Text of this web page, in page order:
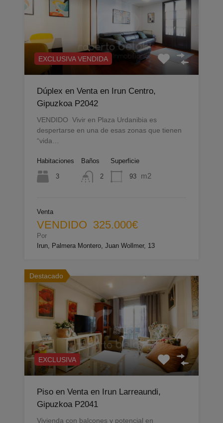
EXCLUSIVA VENDIDA
Dúplex en Venta en Irun Centro,
Gipuzkoa P2042
VENDIDO Vivir en Plaza Urdanibia es
despertarse en una de esas zonas que tienen
“vida…
Habitaciones
3
Baños
2
Superficie
93 m2
Venta
VENDIDO 325.000€
Por
Irun, Palmera Montero, Juan Wollmer, 13
Destacado
EXCLUSIVA
Piso en Venta en Irun Larreaundi,
Gipuzkoa P2041
Vivienda con balcones y potencial en